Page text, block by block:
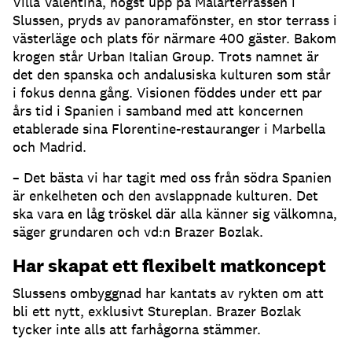
Slussen, pryds av panoramafönster, en stor terrass i
västerläge och plats för närmare 400 gäster. Bakom
krogen står Urban Italian Group. Trots namnet är
det den spanska och andalusiska kulturen som står
i fokus denna gång. Visionen föddes under ett par
års tid i Spanien i samband med att koncernen
etablerade sina Florentine-restauranger i Marbella
och Madrid.
– Det bästa vi har tagit med oss från södra Spanien
är enkelheten och den avslappnade kulturen. Det
ska vara en låg tröskel där alla känner sig välkomna,
säger grundaren och vd:n Brazer Bozlak.
Har skapat ett flexibelt matkoncept
Slussens ombyggnad har kantats av rykten om att
bli ett nytt, exklusivt Stureplan. Brazer Bozlak
tycker inte alls att farhågorna stämmer.